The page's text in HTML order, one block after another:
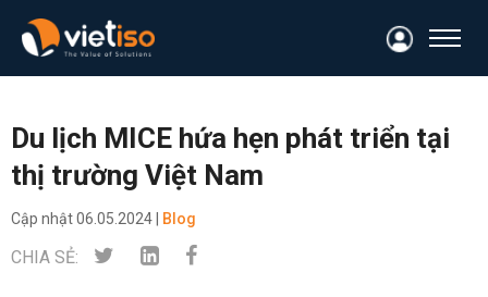
Du lịch MICE hứa hẹn phát triển tại
thị trường Việt Nam
Cập nhật06.05.2024 | Blog
CHIA SẺ: